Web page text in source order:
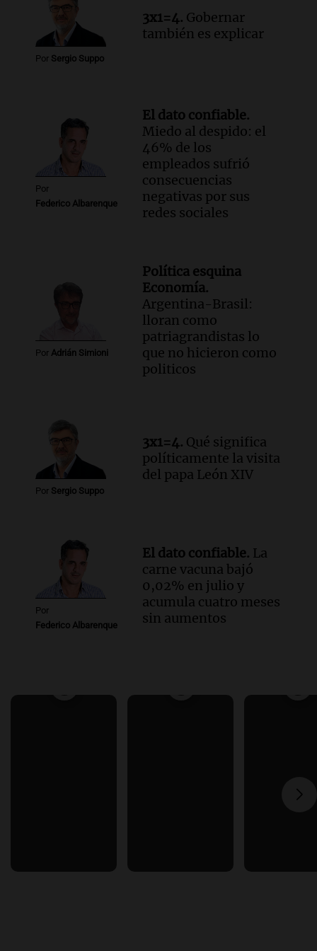
Episodios
Por Sergio Suppo
3x1=4. Gobernar
también es explicar
Por
Federico Albarenque
El dato confiable.
Miedo al despido: el
46% de los
empleados sufrió
consecuencias
negativas por sus
redes sociales
Por Adrián Simioni
Política esquina
Economía.
Argentina-Brasil:
lloran como
patriagrandistas lo
que no hicieron como
politicos
Por Sergio Suppo
3x1=4. Qué significa
políticamente la visita
del papa León XIV
Por
Federico Albarenque
El dato confiable. La
carne vacuna bajó
0,02% en julio y
acumula cuatro meses
sin aumentos